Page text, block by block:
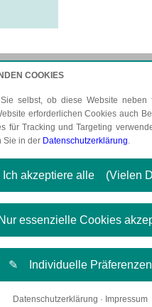
COOKIES
Sie selbst, ob diese Website neben
erforderlichen Cookies auch
für Tracking und Targeting
Sie in der Datenschutzerklärung.
akzeptiere alle (Vielen
essenzielle Cookies
✎ Individuelle Präferenzen
Cookies
Datenschutzerklärung · Impressum